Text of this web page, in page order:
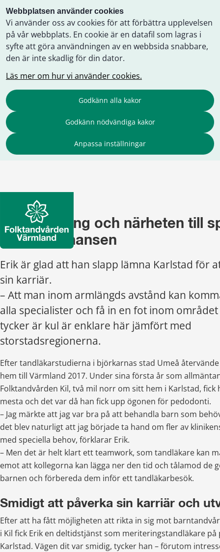
Webbplatsen använder cookies
Vi använder oss av cookies för att förbättra upplevelsen
på vår webbplats. En cookie är en datafil som lagras i
syfte att göra användningen av en webbsida snabbare,
den är inte skadlig för din dator.
Läs mer om hur vi använder cookies.
Godkänn alla kakor
Godkänn nödvändiga kakor
Anpassa inställningar
Engagemang och närheten till
gav Erik chansen
Erik är glad att han slapp lämna Karlstad för
sin karriär.
– Att man inom armlängds avstånd kan
alla specialister och få in en fot inom
tycker är kul är enklare här jämfört med
storstadsregionerna.
Efter tandläkarstudierna i björkarnas stad Umeå
hem till Värmland 2017. Under sina första år som
Folktandvården Kil, två mil norr om sitt hem i Karlstad, fick
mesta och det var då han fick upp ögonen för pedodonti.
– Jag märkte att jag var bra på att behandla barn som
det blev naturligt att jag började ta hand om fler av
med speciella behov, förklarar Erik.
– Men det är helt klart ett teamwork, som tandläkare kan
emot att kollegorna kan lägga ner den tid och tålamod de
barnen och förbereda dem inför ett tandläkarbesök.
Smidigt att påverka sin karriär och
Efter att ha fått möjligheten att rikta in sig mot
i Kil fick Erik en deltidstjänst som meriteringstandläkare
Karlstad. Vägen dit var smidig, tycker han – förutom